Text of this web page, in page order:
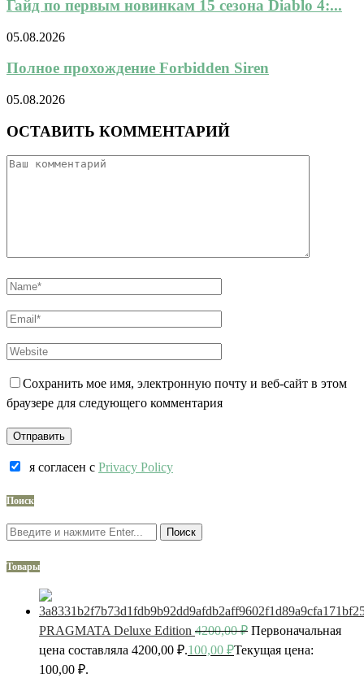
Гайд по первым новинкам 15 сезона Diablo 4:...
05.08.2026
Полное прохождение Forbidden Siren
05.08.2026
ОСТАВИТЬ КОММЕНТАРИЙ
Сохранить мое имя, электронную почту и веб-сайт в этом
браузере для следующего комментария
я согласен c Privacy Policy
Поиск
Поиск
Товары
PRAGMATA Deluxe Edition 4200,00₽ Первоначальная
цена составляла 4200,00 ₽.100,00 ₽Текущая цена:
100,00 ₽.